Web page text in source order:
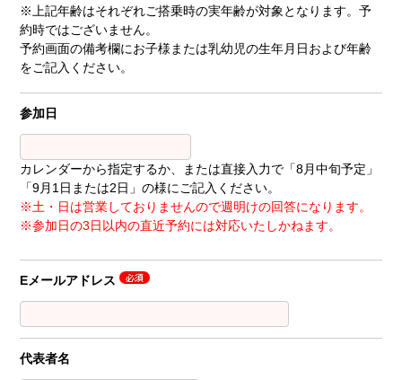
※上記年齢はそれぞれご搭乗時の実年齢が対象となります。予
約時ではございません。
予約画面の備考欄にお子様または乳幼児の生年月日および年齢
をご記入ください。
参加日
カレンダーから指定するか、または直接入力で「8月中旬予定」
「9月1日または2日」の様にご記入ください。
※土・日は営業しておりませんので週明けの回答になります。
※参加日の3日以内の直近予約には対応いたしかねます。
Eメールアドレス
代表者名